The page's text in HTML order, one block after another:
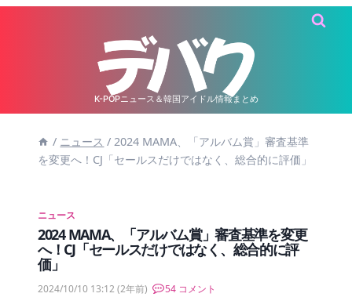
K-POPニュース＆韓国アイドル情報まとめ
/ ニュース / 2024 MAMA、「アルバム賞」審査基準
を変更へ！CJ「セールスだけではなく、総合的に評価」
ニュース
2024 MAMA、「アルバム賞」審査基準を変更
へ！CJ「セールスだけではなく、総合的に評
価」
2024/10/10 13:12 (2年前) 54 コメント